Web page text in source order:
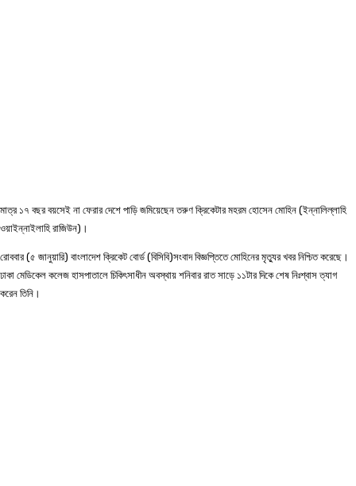
মাত্র ১৭ বছর বয়সেই না ফেরার দেশে পাড়ি জমিয়েছেন তরুণ ক্রিকেটার মহরম হোসেন মোহিন (ইন্নালিল্লাহি
ওয়াইন্নাইলাহি রাজিউন)।
রোববার (৫ জানুয়ারি) বাংলাদেশ ক্রিকেট বোর্ড (বিসিবি)সংবাদ বিজ্ঞপ্তিতে মোহিনের মৃত্যুর খবর নিশ্চিত করেছে।
ঢাকা মেডিকেল কলেজ হাসপাতালে চিকিৎসাধীন অবস্থায় শনিবার রাত সাড়ে ১১টার দিকে শেষ নিঃশ্বাস ত্যাগ
করেন তিনি।